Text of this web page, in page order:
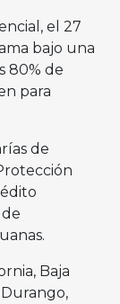
el 27
bajo una
80% de
para
de
Baja